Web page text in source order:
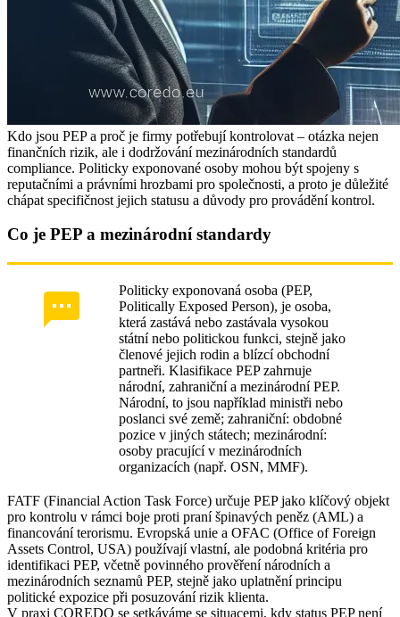
Kdo jsou PEP a proč je firmy potřebují kontrolovat – otázka nejen
finančních rizik, ale i dodržování mezinárodních standardů
compliance. Politicky exponované osoby mohou být spojeny s
reputačními a právními hrozbami pro společnosti, a proto je důležité
chápat specifičnost jejich statusu a důvody pro provádění kontrol.
Co je PEP a mezinárodní standardy
Politicky exponovaná osoba (PEP,
Politically Exposed Person), je osoba,
která zastává nebo zastávala vysokou
státní nebo politickou funkci, stejně jako
členové jejich rodin a blízcí obchodní
partneři. Klasifikace PEP zahrnuje
národní, zahraniční a mezinárodní PEP.
Národní, to jsou například ministři nebo
poslanci své země; zahraniční: obdobné
pozice v jiných státech; mezinárodní:
osoby pracující v mezinárodních
organizacích (např. OSN, MMF).
FATF (Financial Action Task Force) určuje PEP jako klíčový objekt
pro kontrolu v rámci boje proti praní špinavých peněz (AML) a
financování terorismu. Evropská unie a OFAC (Office of Foreign
Assets Control, USA) používají vlastní, ale podobná kritéria pro
identifikaci PEP, včetně povinného prověření národních a
mezinárodních seznamů PEP, stejně jako uplatnění principu
politické expozice při posuzování rizik klienta.
V praxi COREDO se setkáváme se situacemi, kdy status PEP není